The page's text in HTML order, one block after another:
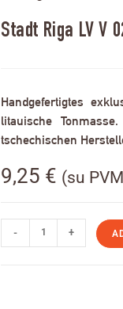
Stadt Riga LV V
Handgefertigtes
litauische
tschechischen
9,25 € (su
- +